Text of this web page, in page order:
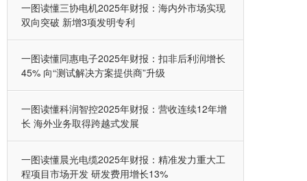
一图读懂三协电机2025年财报：海内外市场实现
双向突破 新增3项发明专利
一图读懂同惠电子2025年财报：扣非后利润增长
45% 向“测试解决方案提供商”升级
一图读懂科润智控2025年财报：营收连续12年增
长 海外业务取得跨越式发展
一图读懂晨光电缆2025年财报：精准发力重大工
程项目市场开发 研发费用增长13%